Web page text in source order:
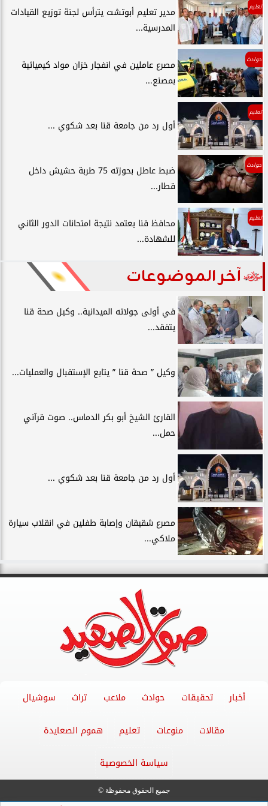
تعليم
مدير تعليم أبوتشت يترأس لجنة توزيع القيادات
المدرسية...
حوادث
مصرع عاملين في انفجار خزان مواد كيميائية
بمصنع...
تعليم
أول رد من جامعة قنا بعد شكوي ...
حوادث
ضبط عاطل بحوزته 75 طربة حشيش داخل
قطار...
تعليم
محافظ قنا يعتمد نتيجة امتحانات الدور الثاني
للشهادة...
آخر الموضوعات
في أولى جولاته الميدانية.. وكيل صحة قنا
يتفقد...
وكيل ” صحة قنا ” يتابع الإستقبال والعمليات...
القارئ الشيخ أبو بكر الدماس.. صوت قرآني
حمل...
أول رد من جامعة قنا بعد شكوي ...
مصرع شقيقان وإصابة طفلين في انقلاب سيارة
ملاكي...
أخبار تحقيقات حوادث ملاعب تراث سوشيال
مقالات منوعات تعليم هموم الصعايدة
سياسة الخصوصية
جميع الحقوق محفوظة ©